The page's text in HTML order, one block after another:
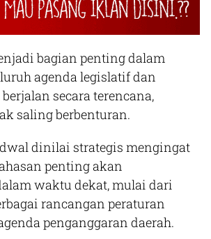
bagian penting dalam
agenda legislatif dan
secara terencana,
saling berbenturan.
dinilai strategis mengingat
penting akan
waktu dekat, mulai dari
rancangan peraturan
penganggaran daerah.